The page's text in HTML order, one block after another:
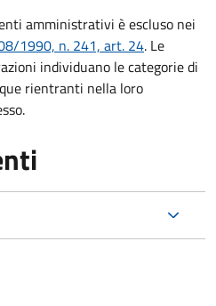
amministrativi è escluso nei
1990, n. 241, art. 24. Le
individuano le categorie di
rientranti nella loro